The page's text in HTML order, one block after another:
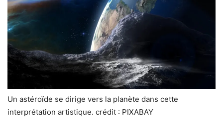
Un astéroïde se dirige vers la planète dans cette
interprétation artistique. crédit : PIXABAY